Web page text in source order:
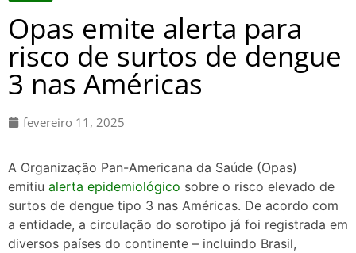
Opas emite alerta para
risco de surtos de dengue
3 nas Américas
fevereiro 11, 2025
A Organização Pan-Americana da Saúde (Opas)
emitiu alerta epidemiológico sobre o risco elevado de
surtos de dengue tipo 3 nas Américas. De acordo com
a entidade, a circulação do sorotipo já foi registrada em
diversos países do continente – incluindo Brasil,